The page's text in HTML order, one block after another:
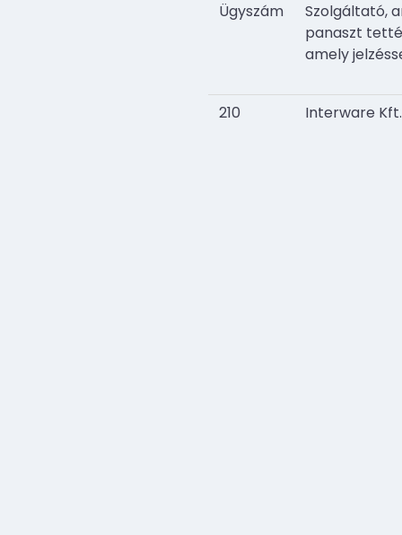
Ügyszám
Szolgáltató,
panaszt
amely
210 Interware Kft.